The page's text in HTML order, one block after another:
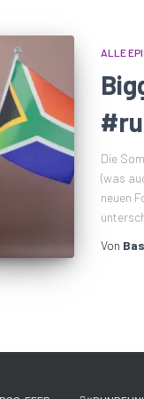
ALLE
Die
(was
neuen
Von